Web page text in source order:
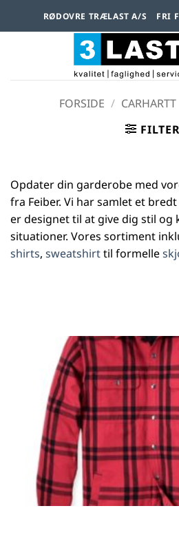
RØDOVRE TRÆLAST A/S FRI
FORSIDE / CARHARTT
FILTER
Opdater din garderobe med
fra Feiber. Vi har samlet et
er designet til at give dig stil og
situationer. Vores sortiment
shirts, sweatshirttil formelle